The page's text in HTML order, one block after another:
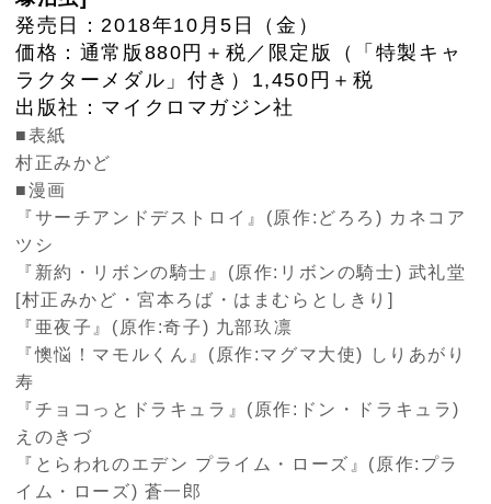
発売日：2018年10月5日（金）
価格：通常版880円＋税／限定版（「特製キャ
ラクターメダル」付き）1,450円＋税
出版社：マイクロマガジン社
■表紙
村正みかど
■漫画
『サーチアンドデストロイ』(原作:どろろ) カネコア
ツシ
『新約・リボンの騎士』(原作:リボンの騎士) 武礼堂
[村正みかど・宮本ろば・はまむらとしきり]
『亜夜子』(原作:奇子) 九部玖凛
『懊悩！マモルくん』(原作:マグマ大使) しりあがり
寿
『チョコっとドラキュラ』(原作:ドン・ドラキュラ)
えのきづ
『とらわれのエデン プライム・ローズ』(原作:プラ
イム・ローズ) 蒼一郎